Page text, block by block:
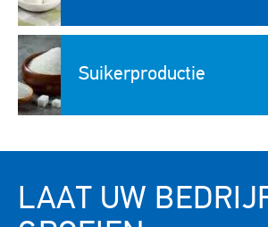
Image
Suikerproductie
LAAT UW